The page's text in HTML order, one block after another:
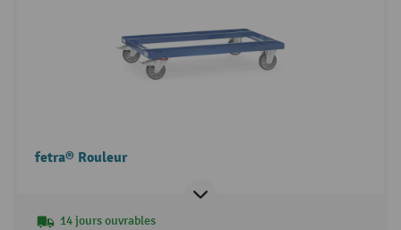
fetra® Rouleur
14 jours ouvrables